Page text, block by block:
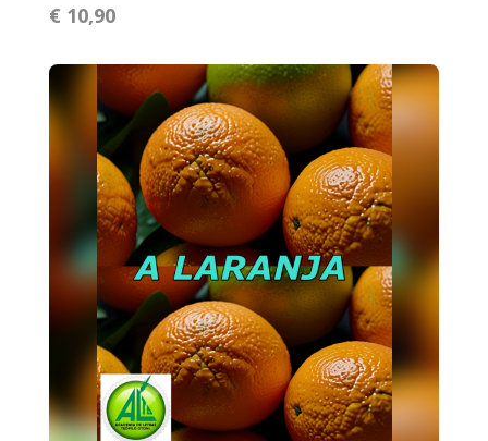
€ 10,90